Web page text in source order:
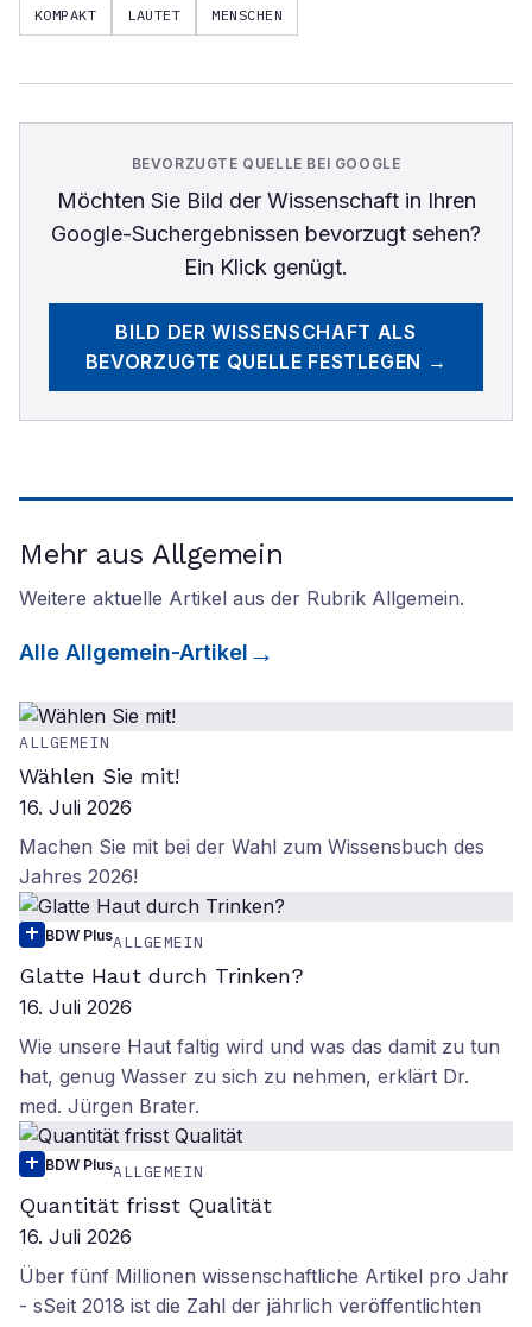
KOMPAKT LAUTET MENSCHEN
BEVORZUGTE QUELLE BEI GOOGLE
Möchten Sie Bild der Wissenschaftin Ihren
Google-Suchergebnissen bevorzugt sehen?
Ein Klick genügt.
BILD DER WISSENSCHAFT ALS
BEVORZUGTE QUELLE FESTLEGEN →
Mehr aus Allgemein
Weitere aktuelle Artikel aus der Rubrik Allgemein.
Alle Allgemein-Artikel
ALLGEMEIN
Wählen Sie mit!
16. Juli 2026
Machen Sie mit bei der Wahl zum Wissensbuch des
Jahres 2026!
BDW PlusALLGEMEIN
Glatte Haut durch Trinken?
16. Juli 2026
Wie unsere Haut faltig wird und was das damit zu tun
hat, genug Wasser zu sich zu nehmen, erklärt Dr.
med. Jürgen Brater.
BDW PlusALLGEMEIN
Quantität frisst Qualität
16. Juli 2026
Über fünf Millionen wissenschaftliche Artikel pro Jahr
- sSeit 2018 ist die Zahl der jährlich veröffentlichten